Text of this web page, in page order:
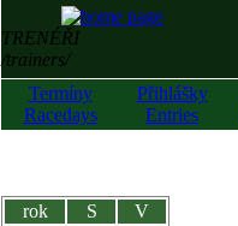
TRENÉŘI
/trainers/
Termíny
Racedays
Přihlášky
Entries
rok S
V